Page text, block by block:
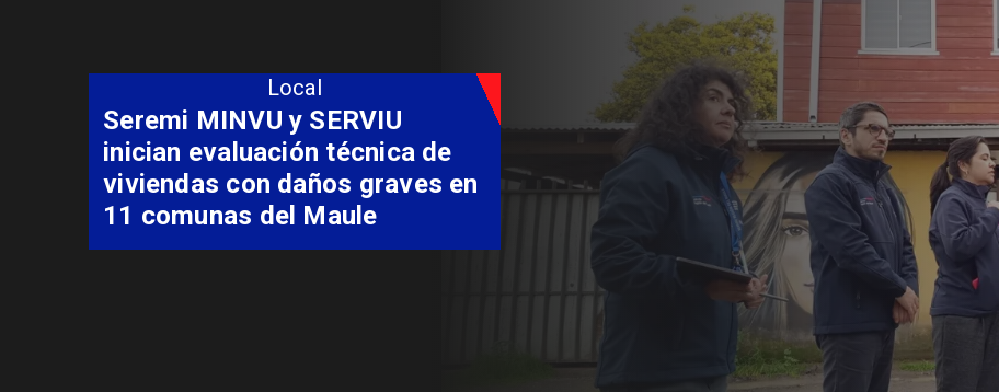
Local
Fondo Orasmi entrega apoyo a
familia de Romeral para
costear alimentación
especializada de niño con
Síndrome de Intestino Corto